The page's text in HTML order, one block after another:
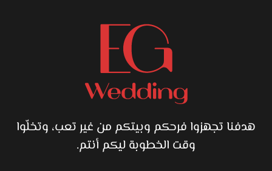
هدفنا تجهزوا فرحكم وبيتكم من غير تعب، وتخلّوا
وقت الخطوبة ليكم أنتم.